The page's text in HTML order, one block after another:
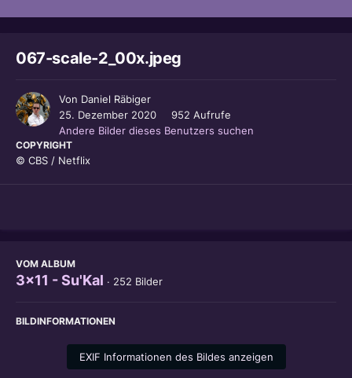
067-scale-2_00x.jpeg
Von Daniel Räbiger
25. Dezember 2020
952 Aufrufe
Andere Bilder dieses Benutzers suchen
COPYRIGHT
© CBS / Netflix
VOM ALBUM
3x11 - Su'Kal · 252 Bilder
BILDINFORMATIONEN
EXIF Informationen des Bildes anzeigen